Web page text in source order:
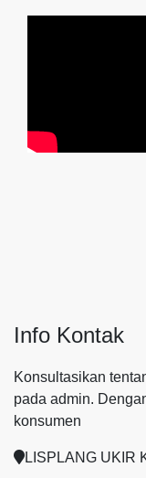
Info Kontak
Konsultasikan
pada admin.
konsumen
LISPLANG UKIR